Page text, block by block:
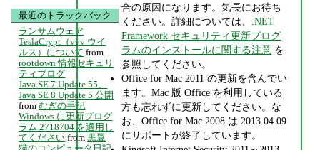
合の原因になります。気長にお待ち
ください。詳細については、
.NET
Framework セキュリティ更新プログ
ラムのインストールに関する注意 を
参照してください。
Office for Mac 2011 の更新を含んでい
ます。Mac 版 Office を利用している
方も忘れずに更新してください。な
お、Office for Mac 2008 は 2013.04.09
にサポートが終了しています。
最近のトラックバック
ランサムウェア
TeslaCrypt（vvv ウイ
ルス）について from
rootdown 情報セキュリ
ティブログ
Java SE 7 Update 55、
Java SE 8 Update 5 公開
from むぎの手記
Windows に更新プログ
ラム 2718704 を適用し
てください from 黒翼